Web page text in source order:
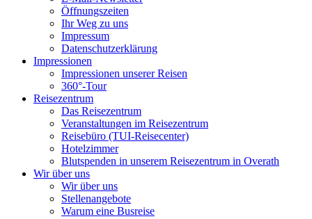
Öffnungszeiten
Ihr Weg zu uns
Impressum
Datenschutzerklärung
Impressionen
Impressionen unserer Reisen
360°-Tour
Reisezentrum
Das Reisezentrum
Veranstaltungen im Reisezentrum
Reisebüro (TUI-Reisecenter)
Hotelzimmer
Blutspenden in unserem Reisezentrum in Overath
Wir über uns
Wir über uns
Stellenangebote
Warum eine Busreise